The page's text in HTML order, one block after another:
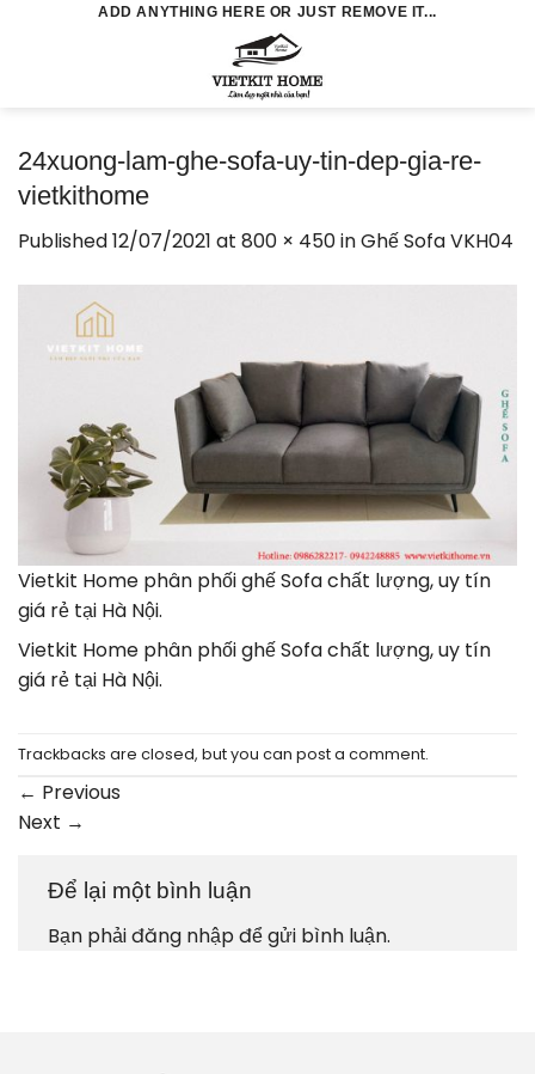
ADD ANYTHING HERE OR JUST REMOVE IT...
24xuong-lam-ghe-sofa-uy-tin-dep-gia-re-
vietkithome
Published12/07/2021 at 800 × 450inGhế Sofa VKH04
Vietkit Home phân phối ghế Sofa chất lượng, uy tín
giá rẻ tại Hà Nội.
Vietkit Home phân phối ghế Sofa chất lượng, uy tín
giá rẻ tại Hà Nội.
Trackbacks are closed, but you can post a comment.
← Previous
Next →
Để lại một bình luận
Bạn phảiđăng nhậpđể gửi bình luận.